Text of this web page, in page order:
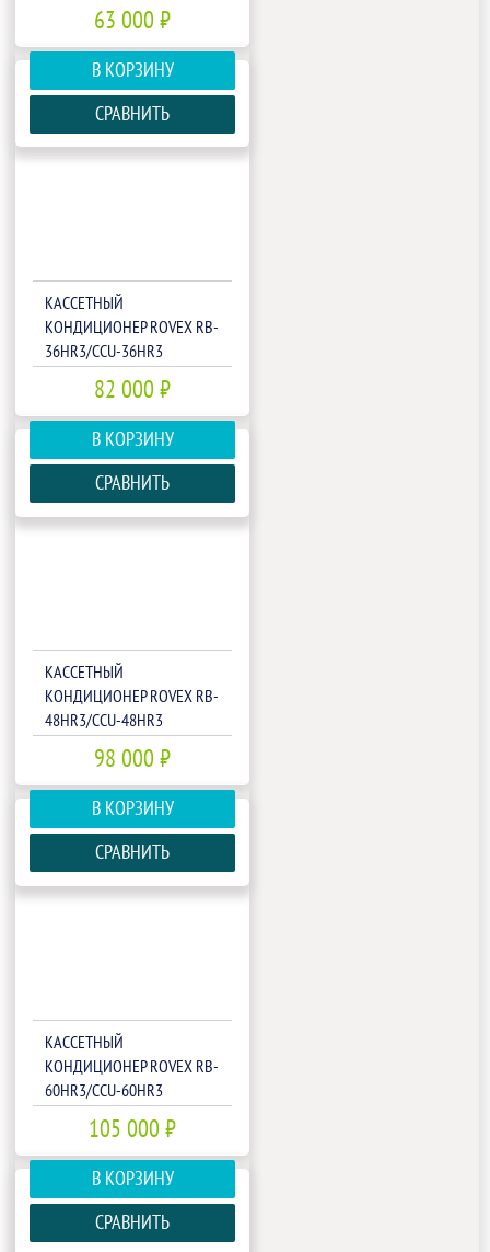
63 000 ₽
В КОРЗИНУ
СРАВНИТЬ
КАССЕТНЫЙ
КОНДИЦИОНЕР ROVEX RB-
36HR3/CCU-36HR3
82 000 ₽
В КОРЗИНУ
СРАВНИТЬ
КАССЕТНЫЙ
КОНДИЦИОНЕР ROVEX RB-
48HR3/CCU-48HR3
98 000 ₽
В КОРЗИНУ
СРАВНИТЬ
КАССЕТНЫЙ
КОНДИЦИОНЕР ROVEX RB-
60HR3/CCU-60HR3
105 000 ₽
В КОРЗИНУ
СРАВНИТЬ